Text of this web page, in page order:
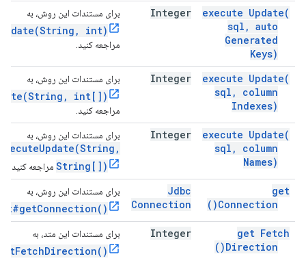
execute Update(
sql , auto
Generated
Keys)
Integer برای مستندات این روش، به
int)
مراجعه کنید.
execute Update(
sql ,
column
Indexes)
Integer برای مستندات این روش، به
int[])
مراجعه کنید.
execute Update(
sql ,
column
Names)
Integer برای مستندات این روش، به
String[]) مراجعه کنید.
get
Connection(
)
Jdbc
Connection
برای مستندات این روش، به
get Fetch
Direction(
)
Integer برای مستندات این متد، به